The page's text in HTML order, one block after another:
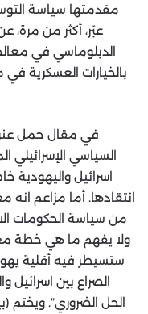
مقدمتها سياسة
عبّر، أكثر من مرة،
الدبلوماسي في
بالخيارات العسكرية في
في مقال حمل
السياسي
اسرائيل واليهودية
انتقادها. أما مزاعم
من سياسة الحكومات
ولا يفهم ما هي خطة
ستسيطر فيه أقلية
الصراع بين اسرائيل
الحل الضروري”. ويختم